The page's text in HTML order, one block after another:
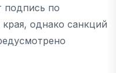
подпись по
однако санкций